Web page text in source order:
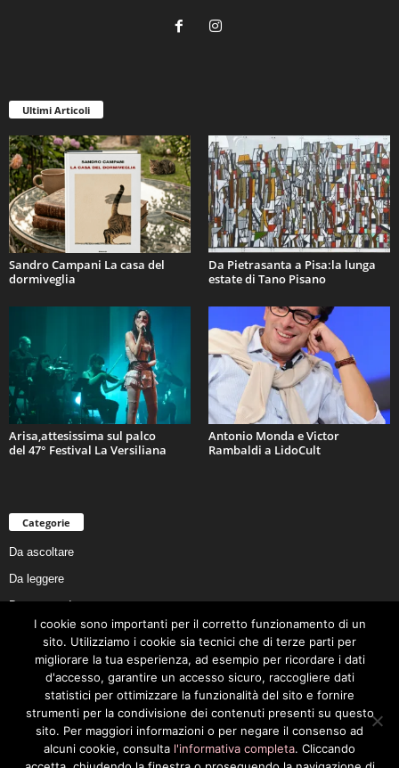
Ultimi Articoli
Sandro Campani La casa del
dormiveglia
Da Pietrasanta a Pisa:la lunga
estate di Tano Pisano
Arisa,attesissima sul palco
del 47° Festival La Versiliana
Antonio Monda e Victor
Rambaldi a LidoCult
Categorie
Da ascoltare
Da leggere
Da non perdere
Da conoscere
Da preservare
Da vivere
Cookie Policy
I cookie sono importanti per il corretto funzionamento di un
sito. Utilizziamo i cookie sia tecnici che di terze parti per
migliorare la tua esperienza, ad esempio per ricordare i dati
d'accesso, garantire un accesso sicuro, raccogliere dati
statistici per ottimizzare la funzionalità del sito e fornire
strumenti per la condivisione dei contenuti presenti su questo
sito. Per maggiori informazioni o per negare il consenso ad
alcuni cookie, consulta l'informativa completa. Cliccando